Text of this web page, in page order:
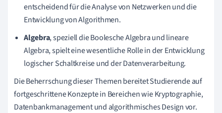
entscheidend für die Analyse von Netzwerken und die
Entwicklung von Algorithmen.
Algebra, speziell die Boolesche Algebra und lineare
Algebra, spielt eine wesentliche Rolle in der Entwicklung
logischer Schaltkreise und der Datenverarbeitung.
Die Beherrschung dieser Themen bereitet Studierende auf
fortgeschrittene Konzepte in Bereichen wie Kryptographie,
Datenbankmanagement und algorithmisches Design vor.